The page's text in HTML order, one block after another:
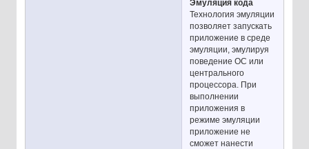
Эмуляция кода
Технология эмуляции
позволяет запускать
приложение в среде
эмуляции, эмулируя
поведение ОС или
центрального
процессора. При
выполнении
приложения в
режиме эмуляции
приложение не
сможет нанести